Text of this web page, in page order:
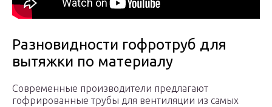
Разновидности гофротруб для
вытяжки по материалу
Современные производители предлагают
гофрированные трубы для вентиляции из самых